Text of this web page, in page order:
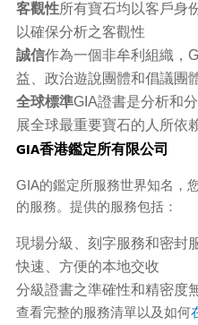
客觀性所有寶石均以客戶身
以確保分析之客觀性
誠信作為一個非牟利組織，
益、政治遊說團體和倡議團
全球標準GIA證書是分析和
展全球最重要寶石的人所依
GIA香港鑑定所有限公司
GIA的鑑定所服務世界知名，
的服務。提供的服務包括：
現場分級、刻字服務和密封
快速、方便的本地交收
分級證書之準確性和精密度
查看完整的服務清單以及如何